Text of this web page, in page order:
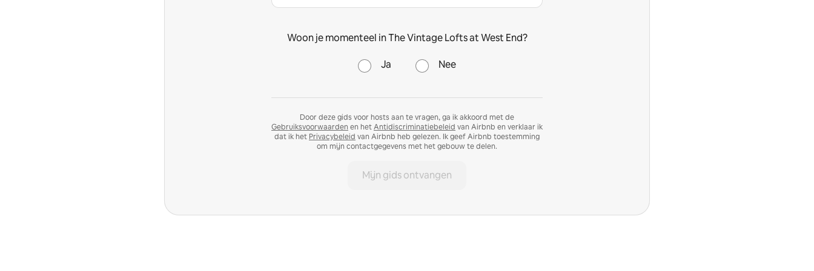
Woon je momenteel in The Vintage Lofts at West End?
Ja Nee
Door deze gids voor hosts aan te vragen, ga ik akkoord met de
Gebruiksvoorwaarden en hetAntidiscriminatiebeleid van Airbnb en verklaar ik
dat ik het Privacybeleid van Airbnb heb gelezen. Ik geef Airbnb toestemming
om mijn contactgegevens met het gebouw te delen.
Mijn gids ontvangen